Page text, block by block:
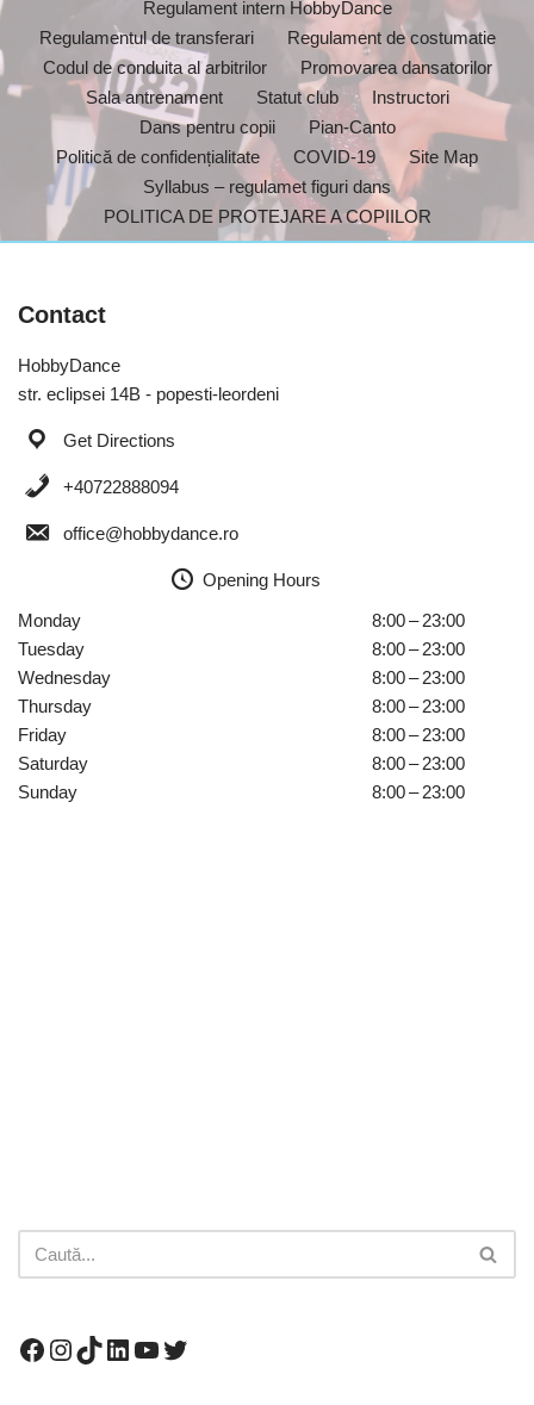
Regulament intern HobbyDance
Regulamentul de transferari
Regulament de costumatie
Codul de conduita al arbitrilor
Promovarea dansatorilor
Sala antrenament
Statut club
Instructori
Dans pentru copii
Pian-Canto
Politică de confidențialitate
COVID-19
Site Map
Syllabus – regulamet figuri dans
POLITICA DE PROTEJARE A COPIILOR
Contact
HobbyDance
str. eclipsei 14B - popesti-leordeni
Get Directions
+40722888094
office@hobbydance.ro
Opening Hours
Monday
8:00 – 23:00
Tuesday
8:00 – 23:00
Wednesday
8:00 – 23:00
Thursday
8:00 – 23:00
Friday
8:00 – 23:00
Saturday
8:00 – 23:00
Sunday
8:00 – 23:00